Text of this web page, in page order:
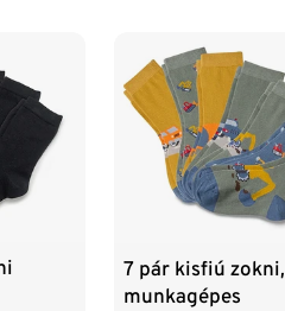
7 pár kisfiú zokni,
munkagépes